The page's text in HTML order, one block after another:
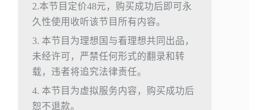
2.本节目定价48元，购买成功后即可永
久性使用收听该节目所有内容。
3. 本节目为理想国与看理想共同出品，
未经许可，严禁任何形式的翻录和转
载，违者将追究法律责任。
4. 本节目为虚拟服务内容，购买成功后
恕不退款。